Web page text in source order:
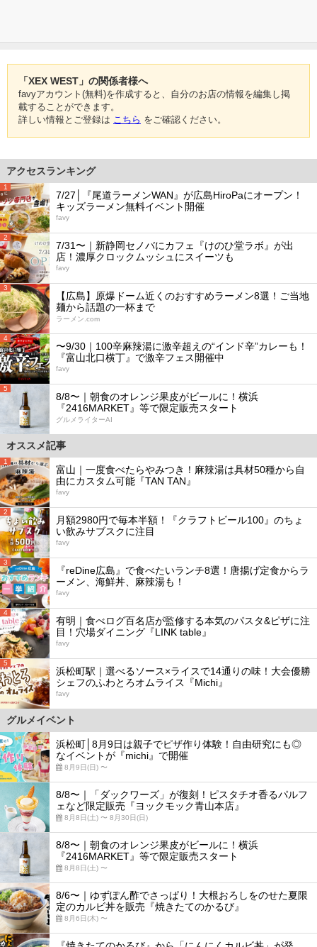
「XEX WEST」の関係者様へ
favyアカウント(無料)を作成すると、自分のお店の情報を編集し掲
載することができます。
詳しい情報とご登録は こちら をご確認ください。
アクセスランキング
1
7/27│『尾道ラーメンWAN』が広島HiroPaにオープン！
キッズラーメン無料イベント開催
favy
2
7/31〜｜新静岡セノバにカフェ『けのひ堂ラボ』が出
店！濃厚クロックムッシュにスイーツも
favy
3
【広島】原爆ドーム近くのおすすめラーメン8選！ご当地
麺から話題の一杯まで
ラーメン.com
4
〜9/30｜100辛麻辣湯に激辛超えの“インド辛”カレーも！
『富山北口横丁』で激辛フェス開催中
favy
5
8/8〜｜朝食のオレンジ果皮がビールに！横浜
『2416MARKET』等で限定販売スタート
グルメライターAI
オススメ記事
1
富山｜一度食べたらやみつき！麻辣湯は具材50種から自
由にカスタム可能『TAN TAN』
favy
2
月額2980円で毎本半額！『クラフトビール100』のちょ
い飲みサブスクに注目
favy
3
『reDine広島』で食べたいランチ8選！唐揚げ定食からラ
ーメン、海鮮丼、麻辣湯も！
favy
4
有明｜食べログ百名店が監修する本気のパスタ&ピザに注
目！穴場ダイニング『LINK table』
favy
5
浜松町駅｜選べるソース×ライスで14通りの味！大会優勝
シェフのふわとろオムライス『Michi』
favy
グルメイベント
浜松町│8月9日は親子でピザ作り体験！自由研究にも◎
なイベントが『michi』で開催
8月9日(日) 〜
8/8〜｜「ダックワーズ」が復刻！ピスタチオ香るパルフ
ェなど限定販売『ヨックモック青山本店』
8月8日(土) 〜 8月30日(日)
8/8〜｜朝食のオレンジ果皮がビールに！横浜
『2416MARKET』等で限定販売スタート
8月8日(土) 〜
8/6〜｜ゆずぽん酢でさっぱり！大根おろしをのせた夏限
定のカルビ丼を販売『焼きたてのかるび』
8月6日(木) 〜